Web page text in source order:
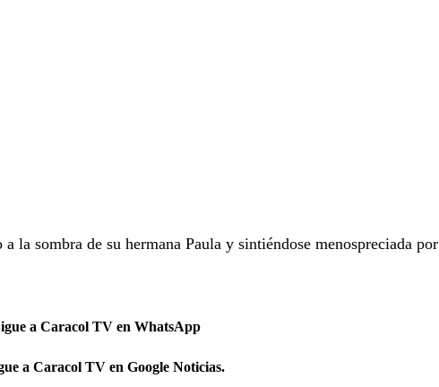
la sombra de su hermana Paula y sintiéndose menospreciada por
a Caracol TV en WhatsApp
a Caracol TV en Google Noticias.